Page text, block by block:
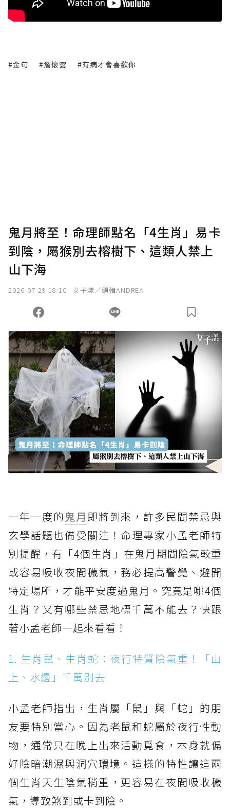
#金句 #詹懷雲 #有病才會喜歡你
鬼月將至！命理師點名「4生肖」易卡
到陰，屬猴別去榕樹下、這類人禁上
山下海
2026-07-29 18:10 女子漾／編輯ANDREA
一年一度的鬼月 即將到來，許多民間禁忌與
玄學話題也備受關注！命理專家小孟老師特
別提醒，有「4個生肖」在鬼月期間陰氣較重
或容易吸收夜間穢氣，務必提高警覺、避開
特定場所，才能平安度過鬼月。究竟是哪4個
生肖？又有哪些禁忌地標千萬不能去？快跟
著小孟老師一起來看看！
1. 生肖鼠、生肖蛇：夜行特質陰氣重！「山
上、水邊」千萬別去
小孟老師指出，生肖屬「鼠」與「蛇」的朋
友要特別當心。因為老鼠和蛇屬於夜行性動
物，通常只在晚上出來活動覓食，本身就偏
好陰暗潮濕與洞穴環境。這樣的特性讓這兩
個生肖天生陰氣稍重，更容易在夜間吸收穢
氣，導致煞到或卡到陰。